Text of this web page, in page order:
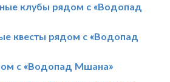
клубы рядом с «Водопад
квесты рядом с «Водопад
с «Водопад Мшана»